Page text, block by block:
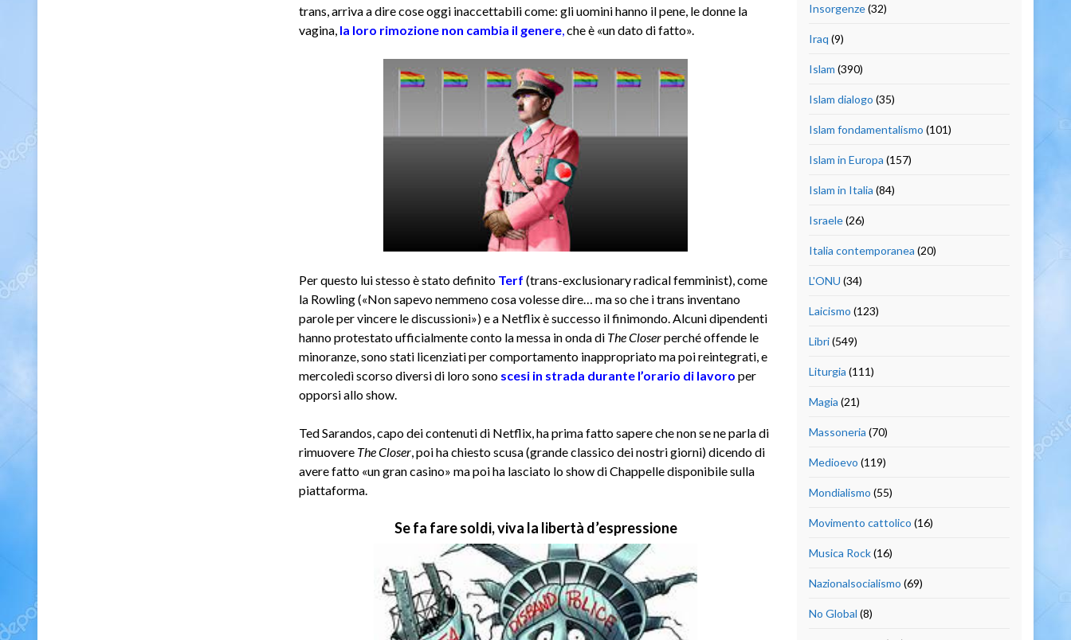
trans, arriva a dire cose oggi inaccettabili come: gli uomini hanno il pene, le donne la
vagina, la loro rimozione non cambia il genere, che è «un dato di fatto».
Per questo lui stesso è stato definito Terf (trans-exclusionary radical femminist), come
la Rowling («Non sapevo nemmeno cosa volesse dire… ma so che i trans inventano
parole per vincere le discussioni») e a Netflix è successo il finimondo. Alcuni dipendenti
hanno protestato ufficialmente conto la messa in onda di The Closerperché offende le
minoranze, sono stati licenziati per comportamento inappropriato ma poi reintegrati, e
mercoledì scorso diversi di loro sono scesi in strada durante l’orario di lavoro per
opporsi allo show.
Ted Sarandos, capo dei contenuti di Netflix, ha prima fatto sapere che non se ne parla di
rimuovere The Closer, poi ha chiesto scusa (grande classico dei nostri giorni) dicendo di
avere fatto «un gran casino» ma poi ha lasciato lo show di Chappelle disponibile sulla
piattaforma.
Se fa fare soldi, viva la libertà d’espressione
Insorgenze(32)
Iraq (9)
Islam (390)
Islam dialogo (35)
Islam fondamentalismo (101)
Islam in Europa (157)
Islam in Italia (84)
Israele(26)
Italia contemporanea (20)
L'ONU (34)
Laicismo (123)
Libri(549)
Liturgia (111)
Magia (21)
Massoneria (70)
Medioevo (119)
Mondialismo (55)
Movimento cattolico (16)
Musica Rock(16)
Nazionalsocialismo (69)
No Global (8)